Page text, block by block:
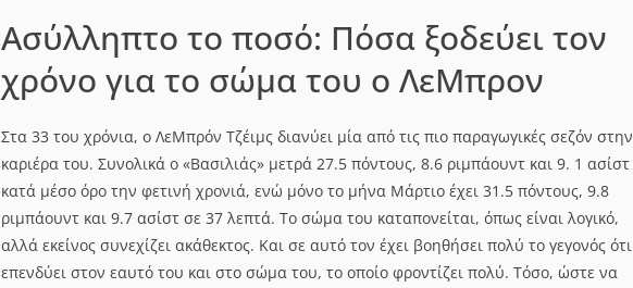
Ασύλληπτο το ποσό: Πόσα ξοδεύει τον
χρόνο για το σώμα του ο ΛεΜπρον
Στα 33 του χρόνια, ο ΛεΜπρόν Τζέιμς διανύει μία από τις πιο παραγωγικές σεζόν στην
καριέρα του. Συνολικά ο «Βασιλιάς» μετρά 27.5 πόντους, 8.6 ριμπάουντ και 9. 1 ασίστ
κατά μέσο όρο την φετινή χρονιά, ενώ μόνο το μήνα Μάρτιο έχει 31.5 πόντους, 9.8
ριμπάουντ και 9.7 ασίστ σε 37 λεπτά. Το σώμα του καταπονείται, όπως είναι λογικό,
αλλά εκείνος συνεχίζει ακάθεκτος. Και σε αυτό τον έχει βοηθήσει πολύ το γεγονός ότι
επενδύει στον εαυτό του και στο σώμα του, το οποίο φροντίζει πολύ. Τόσο, ώστε να